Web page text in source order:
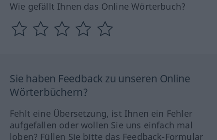
Wie gefällt Ihnen das Online Wörterbuch?
Sie haben Feedback zu unseren Online
Wörterbüchern?
Fehlt eine Übersetzung, ist Ihnen ein Fehler
aufgefallen oder wollen Sie uns einfach mal
loben? Füllen Sie bitte das Feedback-Formular